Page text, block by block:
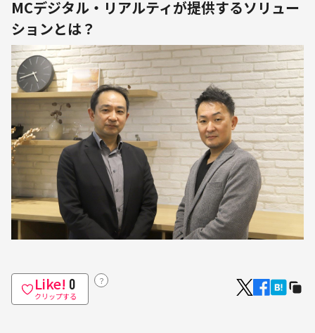
MCデジタル・リアルティが提供するソリュー
ションとは？
Like! 0
クリップする
？